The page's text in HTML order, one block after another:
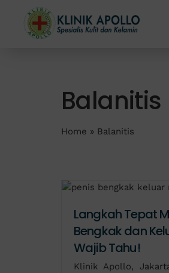
content
Balanitis
Home » Balanitis
Langkah Tepat
Bengkak dan
Wajib Tahu!
Klinik Apollo,